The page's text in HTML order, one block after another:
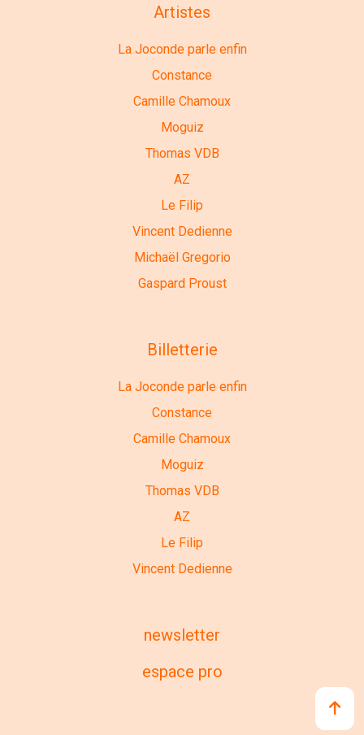
Artistes
La Joconde parle enfin
Constance
Camille Chamoux
Moguiz
Thomas VDB
AZ
Le Filip
Vincent Dedienne
Michaël Gregorio
Gaspard Proust
Billetterie
La Joconde parle enfin
Constance
Camille Chamoux
Moguiz
Thomas VDB
AZ
Le Filip
Vincent Dedienne
newsletter
espace pro